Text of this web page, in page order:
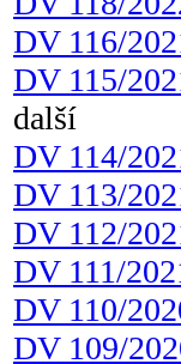
DV 116/
DV 115/
další
DV 114/
DV 113/
DV 112/
DV 111/
DV 110/
DV 109/